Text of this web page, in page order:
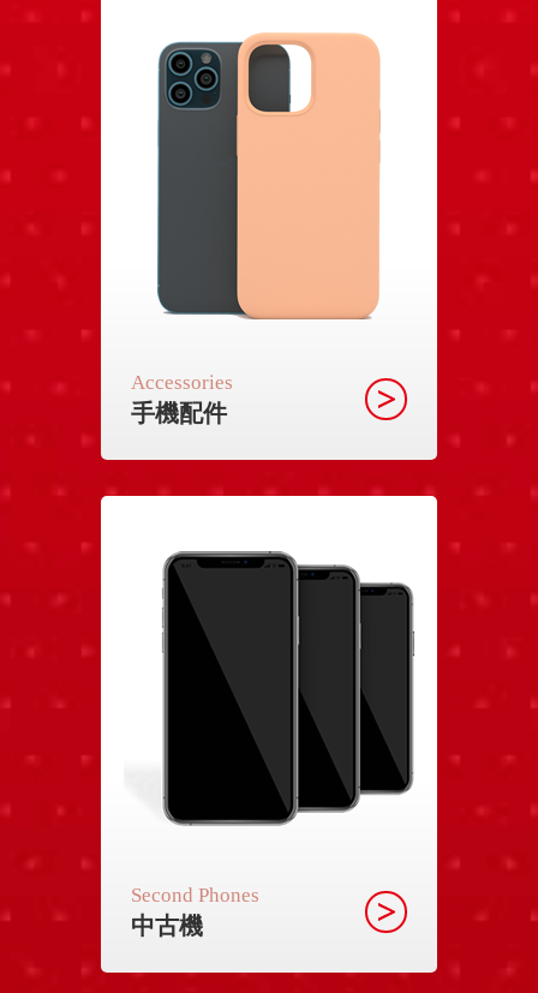
Accessories
手機配件
Second Phones
中古機